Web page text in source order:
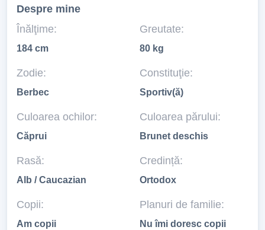
Despre mine
Înălţime:
184 cm
Greutate:
80 kg
Zodie:
Berbec
Constituţie:
Sportiv(ă)
Culoarea ochilor:
Căprui
Culoarea părului:
Brunet deschis
Rasă:
Alb / Caucazian
Credință:
Ortodox
Copii:
Am copii
Planuri de familie:
Nu îmi doresc copii